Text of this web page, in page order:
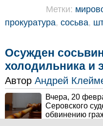
Метки:
прокуратура, сосьва,
Осужден
холодильника и
Автор Андрей
Вчера, 20
Серовского
обвинению